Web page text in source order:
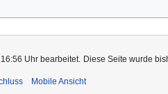
Uhr bearbeitet. Diese Seite wurde
Mobile Ansicht